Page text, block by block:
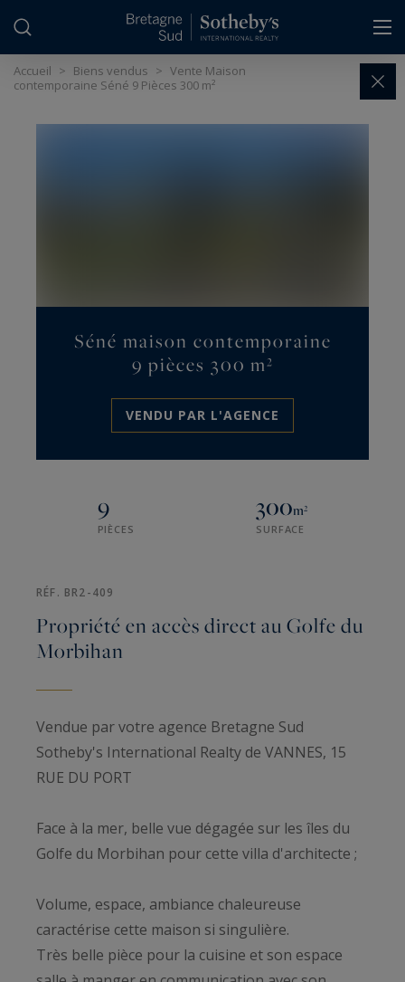
Accueil > Biens vendus > Vente Maison
contemporaine Séné 9 Pièces 300 m²
Séné maison contemporaine
9 pièces 300 m²
VENDU PAR L'AGENCE
9
PIÈCES
300m²
SURFACE
RÉF. BR2-409
Propriété en accès direct au Golfe du
Morbihan
Vendue par votre agence Bretagne Sud
Sotheby's International Realty de VANNES, 15
RUE DU PORT
Face à la mer, belle vue dégagée sur les îles du
Golfe du Morbihan pour cette villa d'architecte ;
Volume, espace, ambiance chaleureuse
caractérise cette maison si singulière.
Très belle pièce pour la cuisine et son espace